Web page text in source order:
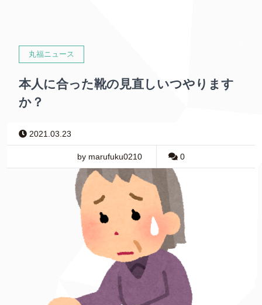
丸福ニュース
本人に合った靴の見直しいつやります
か？
2021.03.23
by marufuku0210 0